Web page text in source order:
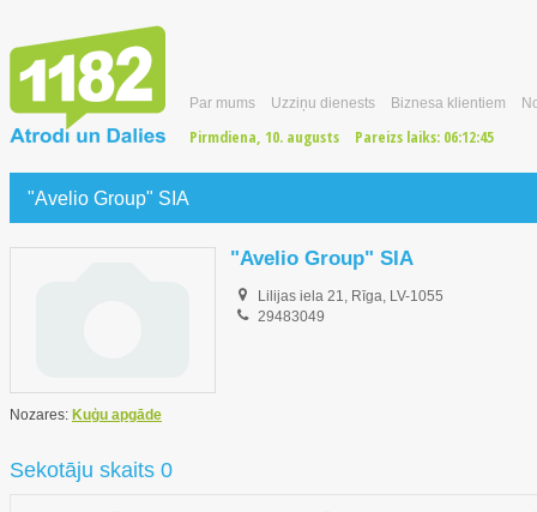
Par mums Uzziņu dienests Biznesa klientiem
Pirmdiena, 10. augusts Pareizs laiks: 06:12:46
"Avelio Group" SIA
"Avelio Group" SIA
Lilijas iela 21, Rīga, LV-1055
29483049
Nozares: Kuģu apgāde
Sekotāju skaits 0